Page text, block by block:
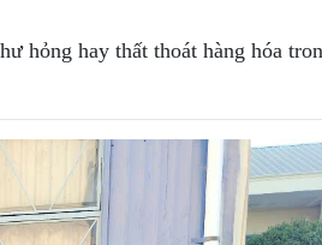
hỏng hay thất thoát hàng hóa